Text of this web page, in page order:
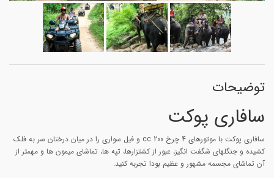
توضیحات
سافاری پوکت
سافاری پوکت با موتورهای 4 چرخ 200 cc و فیل سواری را در میان درختان سر به فلک
کشیده و جنگلهای شگفت انگیز، عبور از کشتزارها، تپه ها، تماشای میمون ها و مهمتر از
آن تماشای مجسمه مشهور و عظیم بودا تجربه کنید.